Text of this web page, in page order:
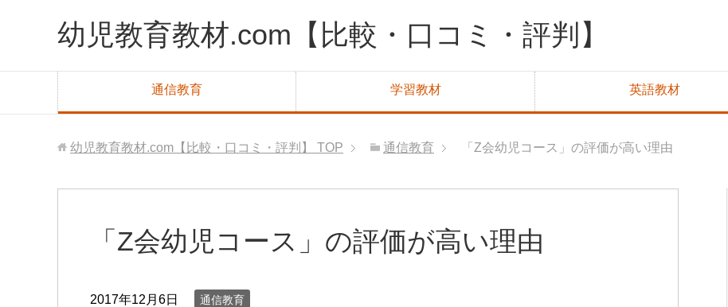
幼児教育教材.com【比較・口コミ・評判】
通信教育 学習教材 英語教材
幼児教育教材.com【比較・口コミ・評判】 TOP 通信教育 「Z会幼児コース」の評価が高い理由
「Z会幼児コース」の評価が高い理由
2017年12月6日 通信教育